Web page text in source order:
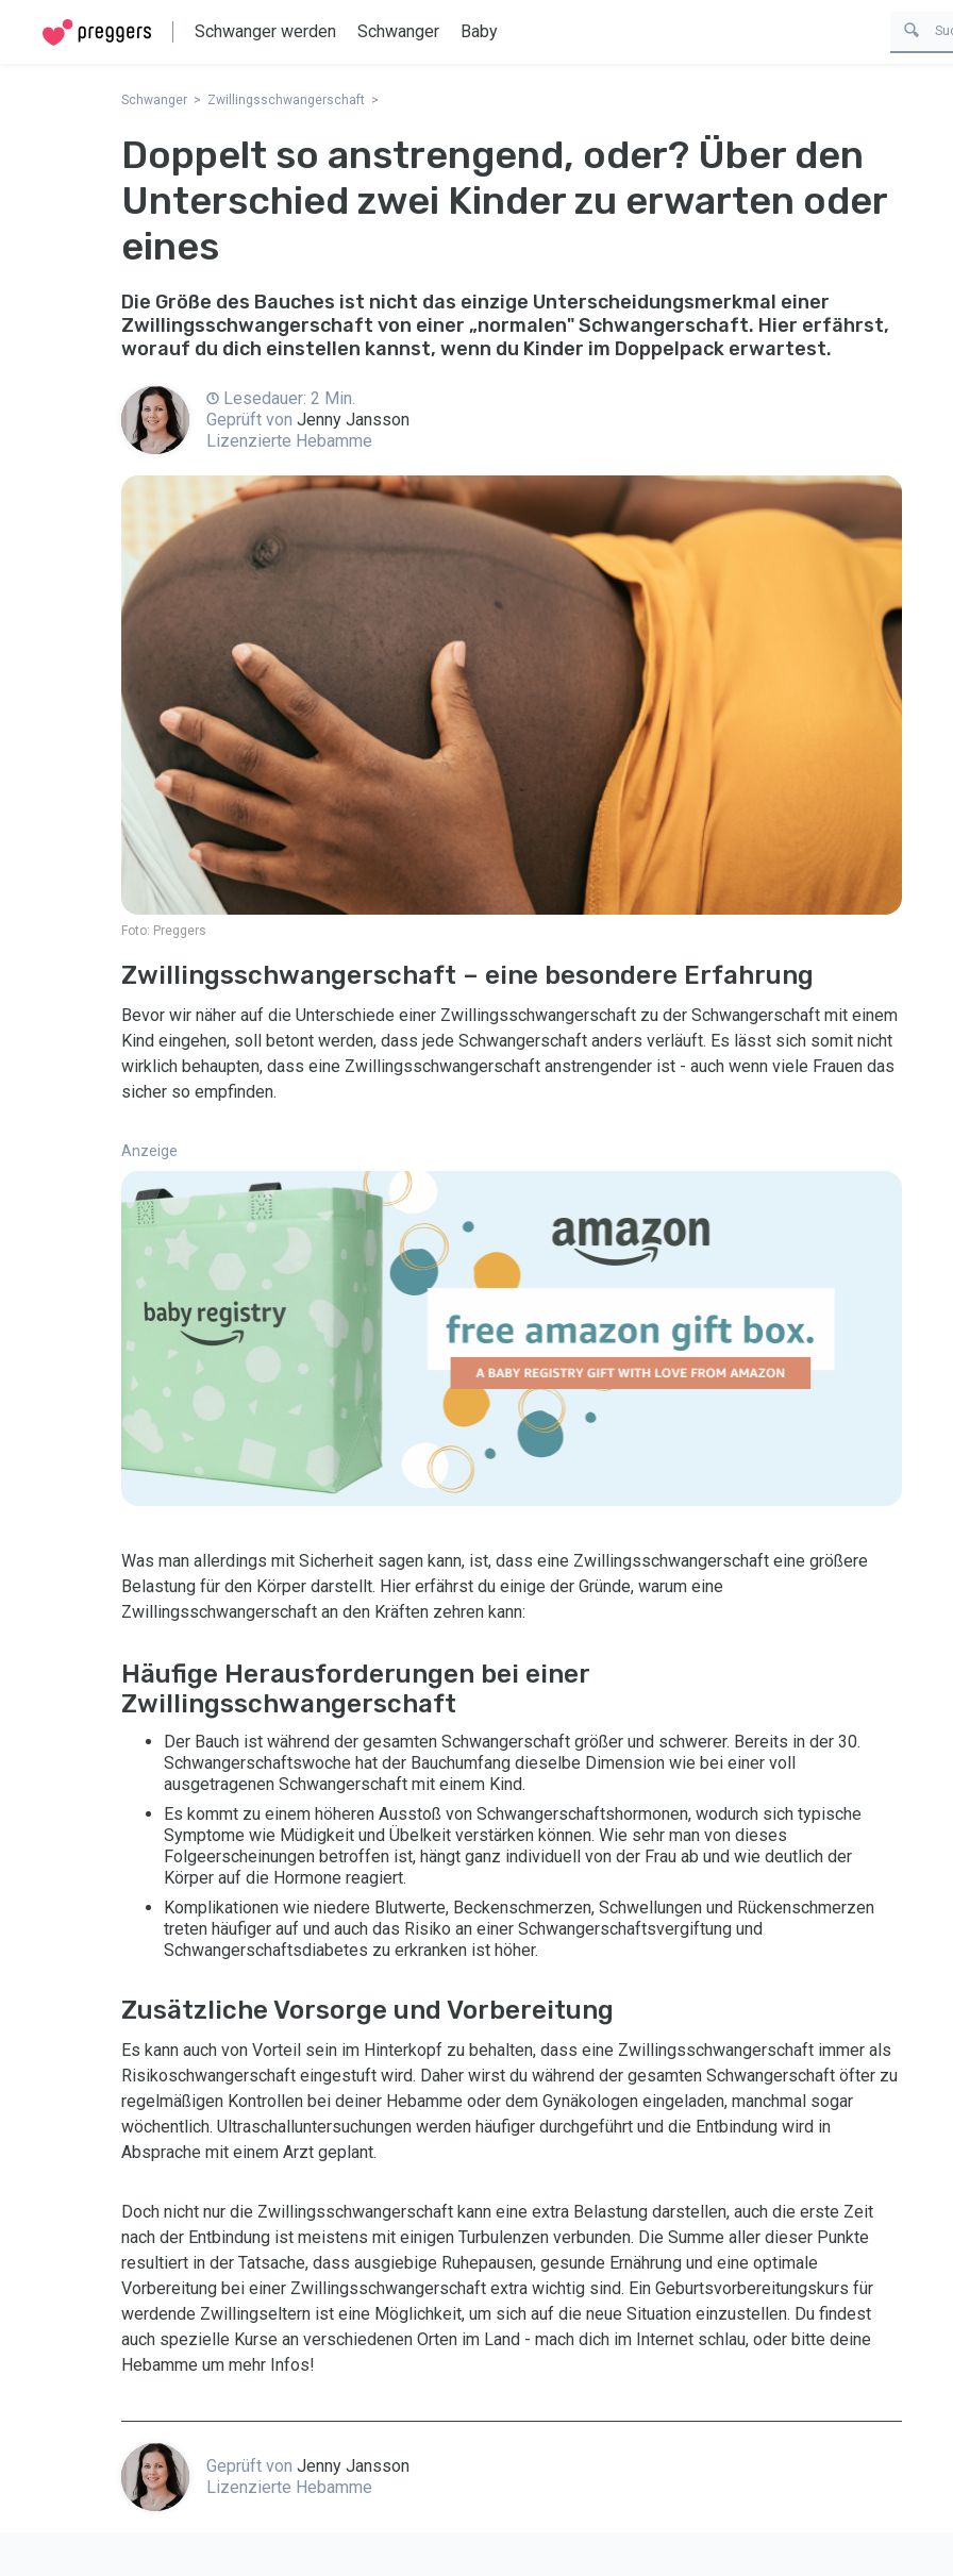
Schwanger werden Schwanger Baby
Schwanger Zwillingsschwangerschaft
Doppelt so anstrengend, oder? Über den
Unterschied zwei Kinder zu erwarten oder
eines
Die Größe des Bauches ist nicht das einzige Unterscheidungsmerkmal einer
Zwillingsschwangerschaft von einer „normalen" Schwangerschaft. Hier erfährst,
worauf du dich einstellen kannst, wenn du Kinder im Doppelpack erwartest.
Lesedauer: 2 Min.
Geprüft von Jenny Jansson
Lizenzierte Hebamme
Foto: Preggers
Zwillingsschwangerschaft – eine besondere Erfahrung
Bevor wir näher auf die Unterschiede einer Zwillingsschwangerschaft zu der Schwangerschaft mit einem
Kind eingehen, soll betont werden, dass jede Schwangerschaft anders verläuft. Es lässt sich somit nicht
wirklich behaupten, dass eine Zwillingsschwangerschaft anstrengender ist - auch wenn viele Frauen das
sicher so empfinden.
Anzeige
Was man allerdings mit Sicherheit sagen kann, ist, dass eine Zwillingsschwangerschaft eine größere
Belastung für den Körper darstellt. Hier erfährst du einige der Gründe, warum eine
Zwillingsschwangerschaft an den Kräften zehren kann:
Häufige Herausforderungen bei einer
Zwillingsschwangerschaft
Der Bauch ist während der gesamten Schwangerschaft größer und schwerer. Bereits in der 30.
Schwangerschaftswoche hat der Bauchumfang dieselbe Dimension wie bei einer voll
ausgetragenen Schwangerschaft mit einem Kind.
Es kommt zu einem höheren Ausstoß von Schwangerschaftshormonen, wodurch sich typische
Symptome wie Müdigkeit und Übelkeit verstärken können. Wie sehr man von dieses
Folgeerscheinungen betroffen ist, hängt ganz individuell von der Frau ab und wie deutlich der
Körper auf die Hormone reagiert.
Komplikationen wie niedere Blutwerte, Beckenschmerzen, Schwellungen und Rückenschmerzen
treten häufiger auf und auch das Risiko an einer Schwangerschaftsvergiftung und
Schwangerschaftsdiabetes zu erkranken ist höher.
Zusätzliche Vorsorge und Vorbereitung
Es kann auch von Vorteil sein im Hinterkopf zu behalten, dass eine Zwillingsschwangerschaft immer als
Risikoschwangerschaft eingestuft wird. Daher wirst du während der gesamten Schwangerschaft öfter zu
regelmäßigen Kontrollen bei deiner Hebamme oder dem Gynäkologen eingeladen, manchmal sogar
wöchentlich. Ultraschalluntersuchungen werden häufiger durchgeführt und die Entbindung wird in
Absprache mit einem Arzt geplant.
Doch nicht nur die Zwillingsschwangerschaft kann eine extra Belastung darstellen, auch die erste Zeit
nach der Entbindung ist meistens mit einigen Turbulenzen verbunden. Die Summe aller dieser Punkte
resultiert in der Tatsache, dass ausgiebige Ruhepausen, gesunde Ernährung und eine optimale
Vorbereitung bei einer Zwillingsschwangerschaft extra wichtig sind. Ein Geburtsvorbereitungskurs für
werdende Zwillingseltern ist eine Möglichkeit, um sich auf die neue Situation einzustellen. Du findest
auch spezielle Kurse an verschiedenen Orten im Land - mach dich im Internet schlau, oder bitte deine
Hebamme um mehr Infos!
Geprüft von Jenny Jansson
Lizenzierte Hebamme